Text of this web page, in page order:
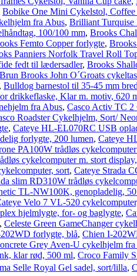
Bobike One Mini Cykelstol,
fra Abus, Brilliant
100/100 mm, Brooks
Femto Copper forlygte,
Panniers Norfolk Travel Roll
fedt til lædersadler, Brooks
Brun Brooks John O´Groats
, Bulldog barnestol til 35-45 mm
drikkeflaske, Klar m. motiv, 620
fra Abus, Casco Activ TC
Roadster Cykelhjelm, Sort/
, Cateye HL-EL070RC USB
forlygte, 200 lumen, Cateye
PA100W trådløs
cykelcomputer m. stort
sort, Cateye Strada
slim RD310W trådløs
TL-NW100K, genopladelig,
Velo 7 VL-520
hjelmlygte, for- og baglygte,
, Celeste Green GameChanger
forlygte, blå, Chien I-
Grey Aven-U cykelhjelm
klar rød, 500 ml, Croco Family
Selle Royal Gel sadel, sort/lilla,